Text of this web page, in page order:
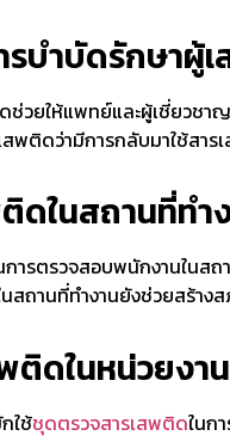
รบำบัดรักษาผู้
ช่วยให้แพทย์และผู้เชี่ยว
พติดว่ามีการกลับมาใช้สาร
ดในสถานที่ทำ
ารตรวจสอบพนักงานในส
สถานที่ทำงานยังช่วยสร้า
ติดในหน่วยงา
ใช้ชุดตรวจสารเสพติดในก